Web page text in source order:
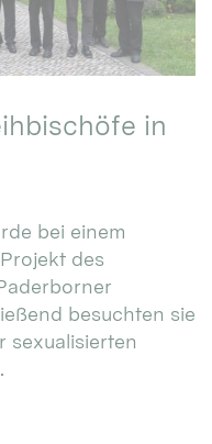
in
bei einem
des
besuchten sie
sexualisierten